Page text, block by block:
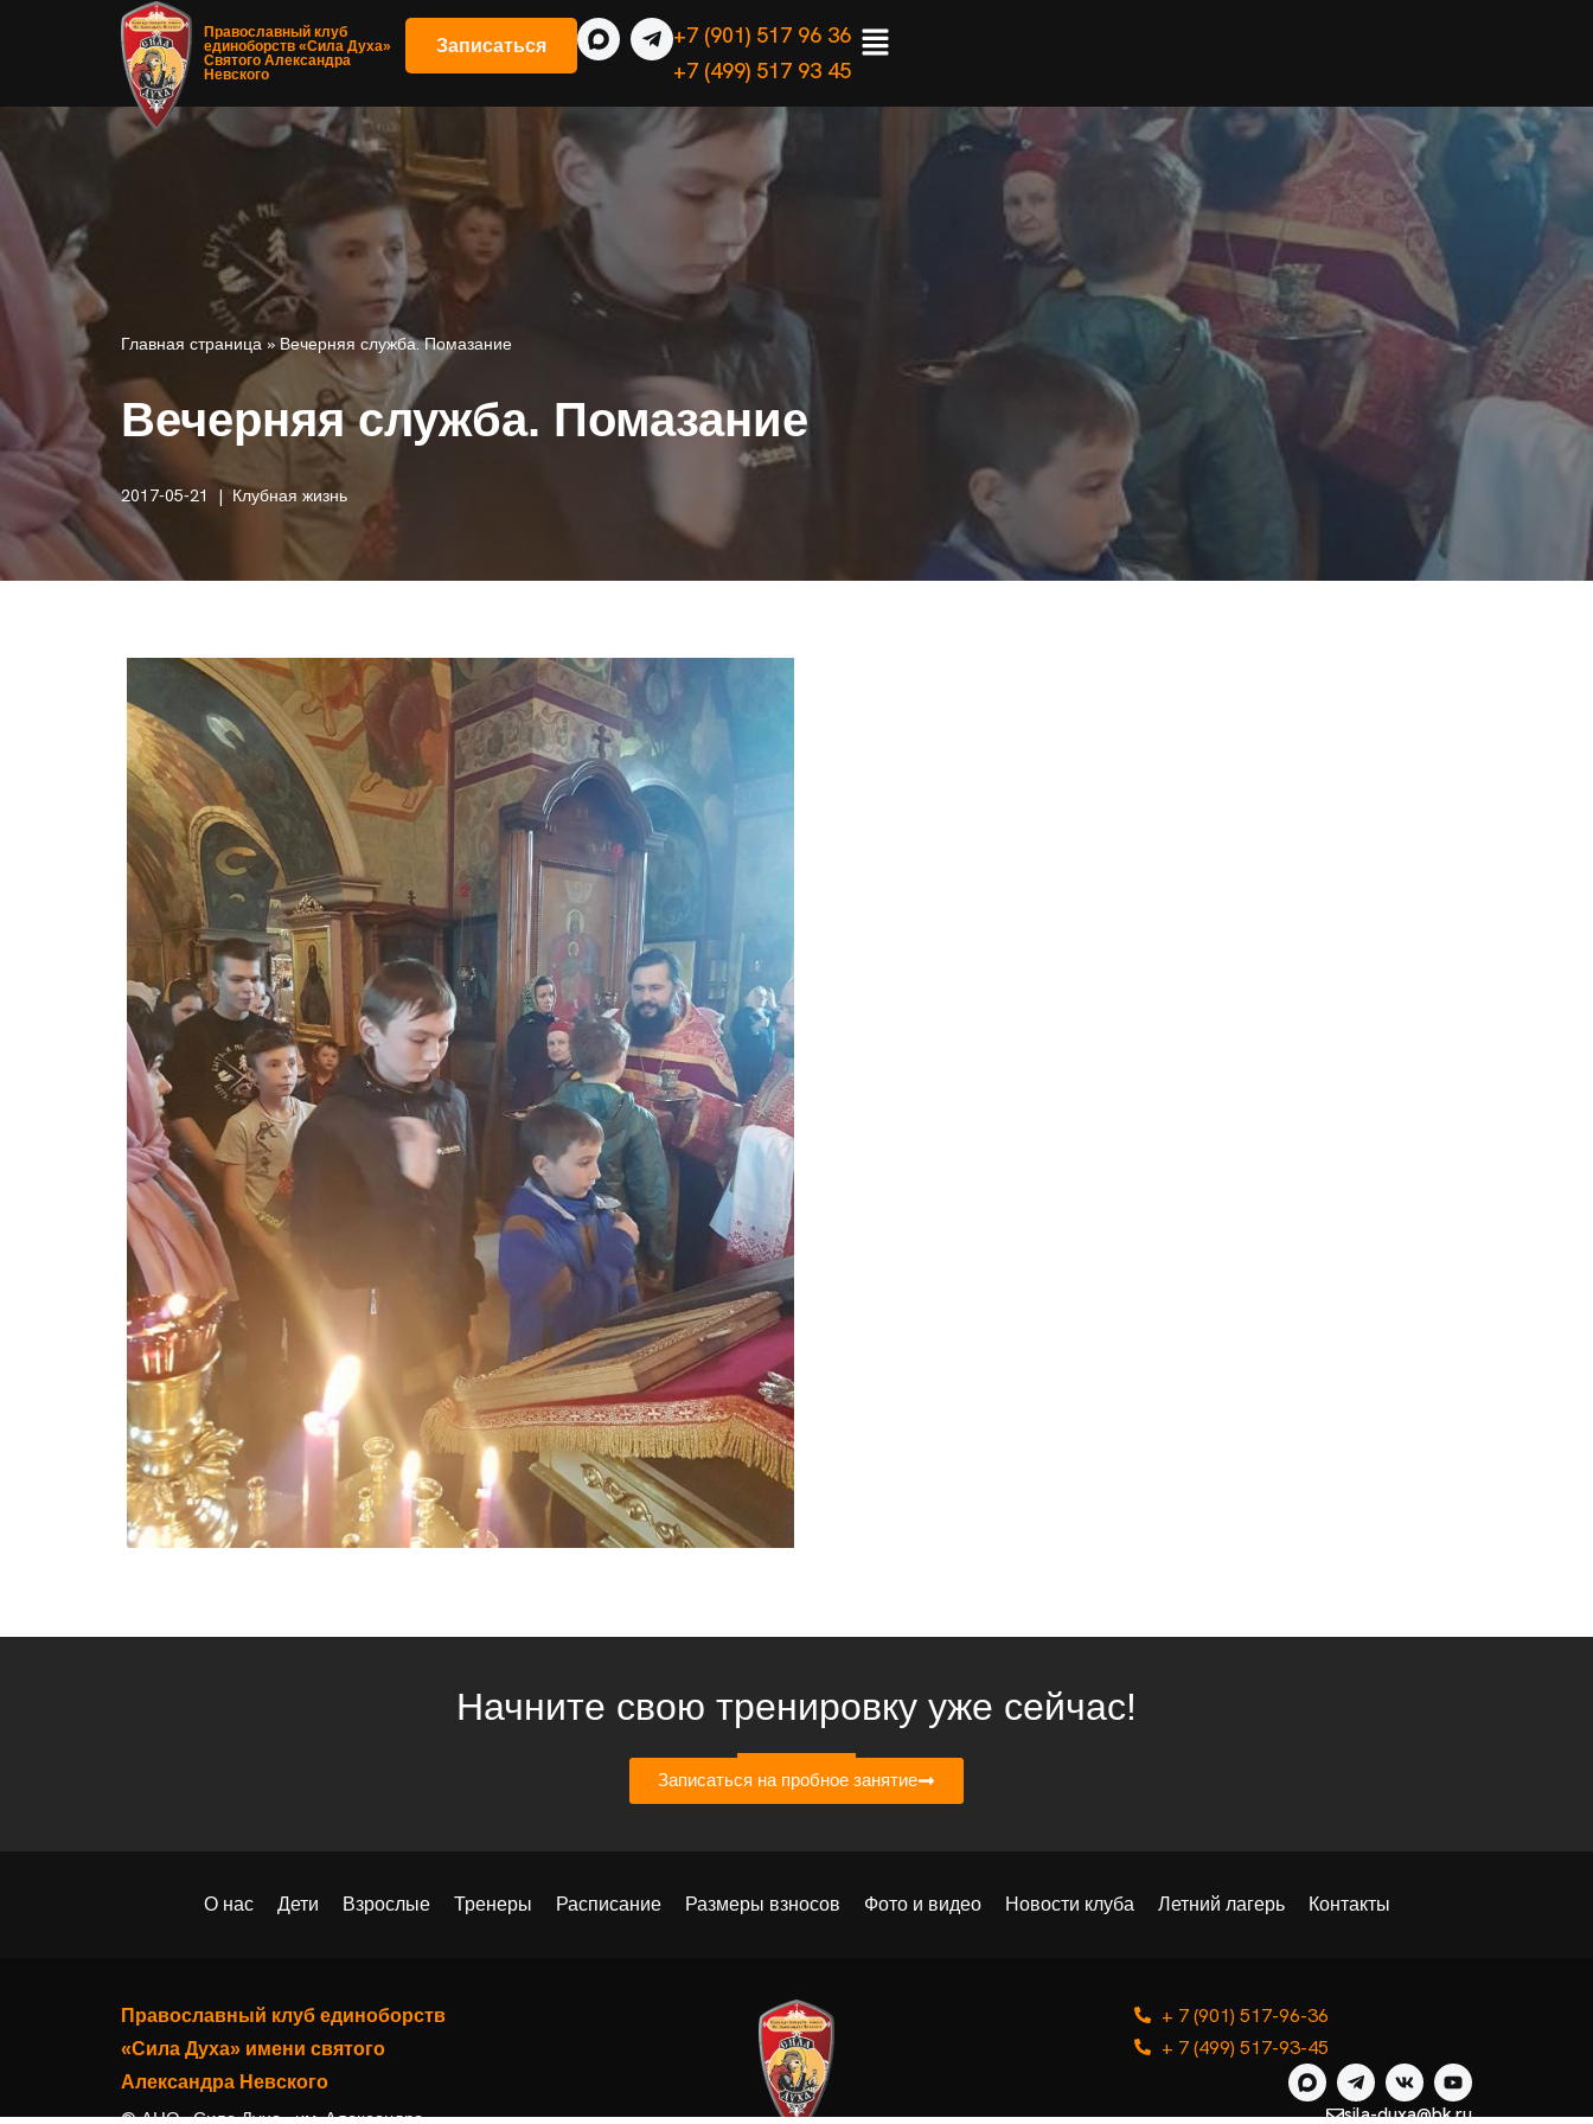
содержимому
Православный клуб
единоборств «Сила Духа»
Святого Александра
Невского
Записаться
+7 (901) 517 96 36
+7 (499) 517 93 45
Главная страница »Вечерняя служба. Помазание
Вечерняя служба. Помазание
2017-05-21 Клубная жизнь
Начните свою тренировку уже сейчас!
Записаться на пробное занятие
О нас Дети Взрослые Тренеры Расписание Размеры взносов Фото и видео Новости клуба Летний лагерь Контакты
Православный клуб единоборств
«Сила Духа» имени святого
Александра Невского
© АНО «Сила Духа» им. Александра
+ 7 (901) 517-96-36
+ 7 (499) 517-93-45
sila-duxa@bk.ru